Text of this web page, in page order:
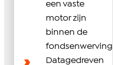
een vaste
motor zijn
binnen de
Datagedreven